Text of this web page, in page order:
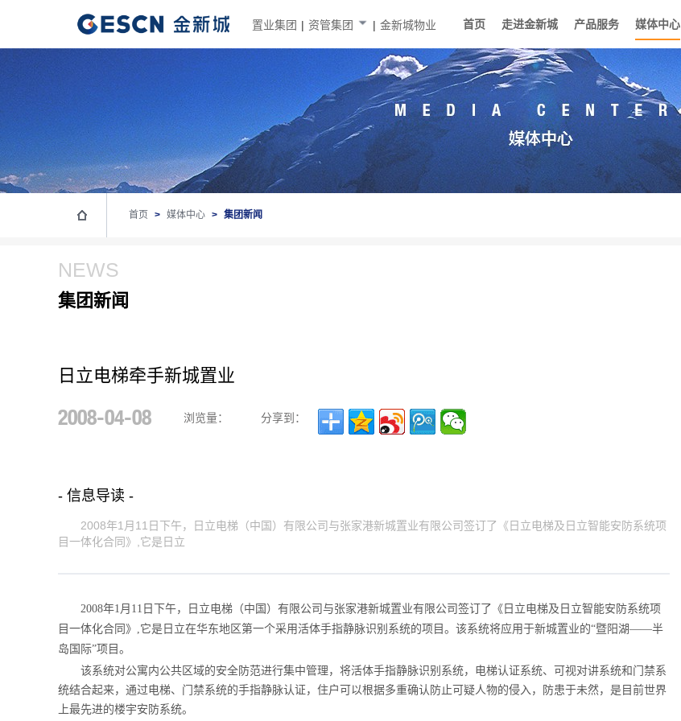
首页 走进金新城 产品服务 媒体中心
置业集团 | 资管集团 | 金新城物业
首页 > 媒体中心 > 集团新闻
NEWS
集团新闻
日立电梯牵手新城置业
2008-04-08 浏览量： 分享到：
- 信息导读 -
2008年1月11日下午，日立电梯（中国）有限公司与张家港新城置业有限公司签订了《日立电梯及日立智能安防系统项
目一体化合同》,它是日立
2008年1月11日下午，日立电梯（中国）有限公司与张家港新城置业有限公司签订了《日立电梯及日立智能安防系统项
目一体化合同》,它是日立在华东地区第一个采用活体手指静脉识别系统的项目。该系统将应用于新城置业的“暨阳湖——半
岛国际”项目。
该系统对公寓内公共区域的安全防范进行集中管理，将活体手指静脉识别系统，电梯认证系统、可视对讲系统和门禁系
统结合起来，通过电梯、门禁系统的手指静脉认证，住户可以根据多重确认防止可疑人物的侵入，防患于未然，是目前世界
上最先进的楼宇安防系统。